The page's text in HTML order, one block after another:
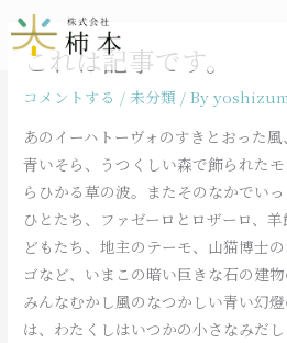
容
これは記事です。
コメントする /未分類 / By
あのイーハトーヴォのすきとおった
青いそら、うつくしい森で飾られた
らひかる草の波。またそのなかでい
ひとたち、ファゼーロとロザーロ、
どもたち、地主のテーモ、山猫博士
ゴなど、いまこの暗い巨きな石の建物
みんなむかし風のなつかしい青い幻
は、わたくしはいつかの小さなみだ